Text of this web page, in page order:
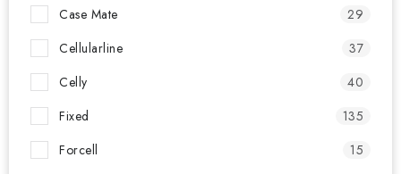
Case Mate
29
Cellularline
37
Celly
40
Fixed
135
Forcell
15